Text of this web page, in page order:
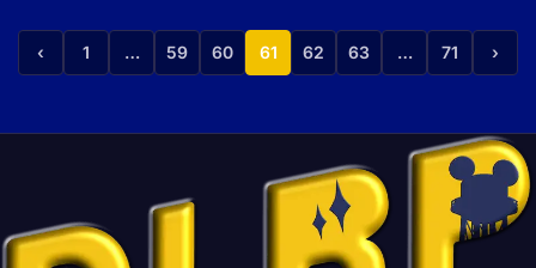
‹ 1 … 59 60 61 62 63 … 71 ›